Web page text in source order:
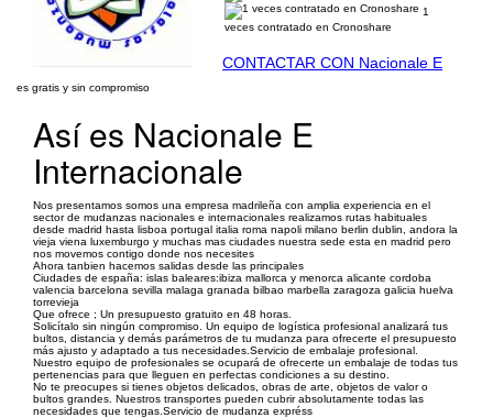
1
veces contratado en Cronoshare
CONTACTAR CON Nacionale E
es gratis y sin compromiso
Así es Nacionale E
Internacionale
Nos presentamos somos una empresa madrileña con amplia experiencia en el
sector de mudanzas nacionales e internacionales realizamos rutas habituales
desde madrid hasta lisboa portugal italia roma napoli milano berlin dublin, andora la
vieja viena luxemburgo y muchas mas ciudades nuestra sede esta en madrid pero
nos movemos contigo donde nos necesites
Ahora tanbien hacemos salidas desde las principales
Ciudades de españa: islas baleares:ibiza mallorca y menorca alicante cordoba
valencia barcelona sevilla malaga granada bilbao marbella zaragoza galicia huelva
torrevieja
Que ofrece ; Un presupuesto gratuito en 48 horas.
Solicítalo sin ningún compromiso. Un equipo de logística profesional analizará tus
bultos, distancia y demás parámetros de tu mudanza para ofrecerte el presupuesto
más ajusto y adaptado a tus necesidades.Servicio de embalaje profesional.
Nuestro equipo de profesionales se ocupará de ofrecerte un embalaje de todas tus
pertenencias para que lleguen en perfectas condiciones a su destino.
No te preocupes si tienes objetos delicados, obras de arte, objetos de valor o
bultos grandes. Nuestros transportes pueden cubrir absolutamente todas las
necesidades que tengas.Servicio de mudanza expréss